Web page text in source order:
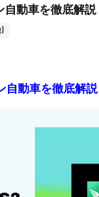
動車を徹底解
自動車を徹底解